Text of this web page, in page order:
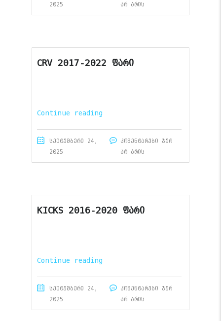
2025
არ არის
CRV 2017-2022 ფარი
Continue reading
სექტემბერი 24,
2025
კომენტარები ჯერ
არ არის
KICKS 2016-2020 ფარი
Continue reading
სექტემბერი 24,
2025
კომენტარები ჯერ
არ არის